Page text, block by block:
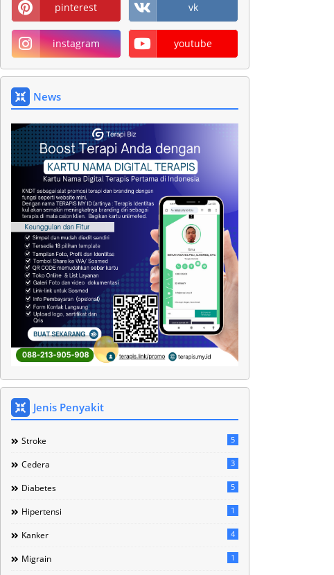
pinterest vk
instagram youtube
News
Jenis Penyakit
Stroke 5
Cedera 3
Diabetes 5
Hipertensi 1
Kanker 4
Migrain 1